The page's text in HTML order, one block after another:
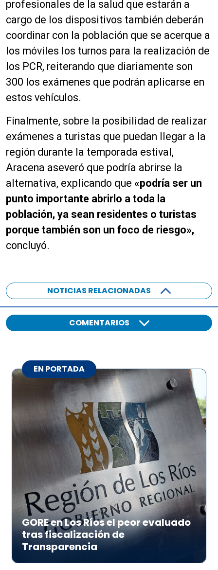
profesionales de la salud que estarán a
cargo de los dispositivos también deberán
coordinar con la población que se acerque a
los móviles los turnos para la realización de
los PCR, reiterando que diariamente son
300 los exámenes que podrán aplicarse en
estos vehículos.
Finalmente, sobre la posibilidad de realizar
exámenes a turistas que puedan llegar a la
región durante la temporada estival,
Aracena aseveró que podría abrirse la
alternativa, explicando que «podría ser un
punto importante abrirlo a toda la
población, ya sean residentes o turistas
porque también son un foco de riesgo»,
concluyó.
NOTICIAS RELACIONADAS
COMENTARIOS
EN PORTADA
GORE en Los Ríos el peor evaluado
tras fiscalización de
Transparencia